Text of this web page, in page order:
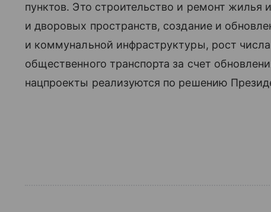
пунктов. Это строительство и ремонт жилья
и дворовых пространств, создание и
и коммунальной инфраструктуры, рост
общественного транспорта за счет
нацпроекты реализуются по решению